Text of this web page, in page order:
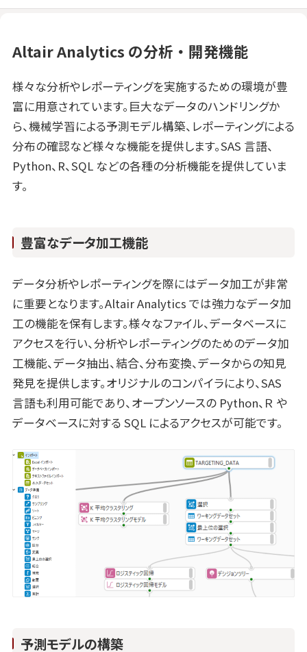
Altair Analytics の分析・開発機能
様々な分析やレポーティングを実施するための環境が豊
富に用意されています。巨大なデータのハンドリングか
ら、機械学習による予測モデル構築、レポーティングによる
分布の確認など様々な機能を提供します。SAS 言語、
Python、R、SQL などの各種の分析機能を提供していま
す。
豊富なデータ加工機能
データ分析やレポーティングを際にはデータ加工が非常
に重要となります。Altair Analytics では強力なデータ加
工の機能を保有します。様々なファイル、データベースに
アクセスを行い、分析やレポーティングのためのデータ加
工機能、データ抽出、結合、分布変換、データからの知見
発見を提供します。オリジナルのコンパイラにより、SAS
言語も利用可能であり、オープンソースの Python、Ｒ や
データベースに対する SQL によるアクセスが可能です。
予測モデルの構築